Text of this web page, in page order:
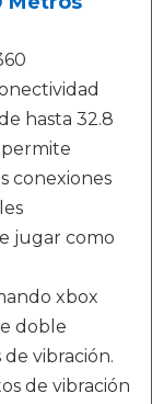
hasta 32.8
permite
conexiones
jugar como
xbox
doble
vibración.
de vibración